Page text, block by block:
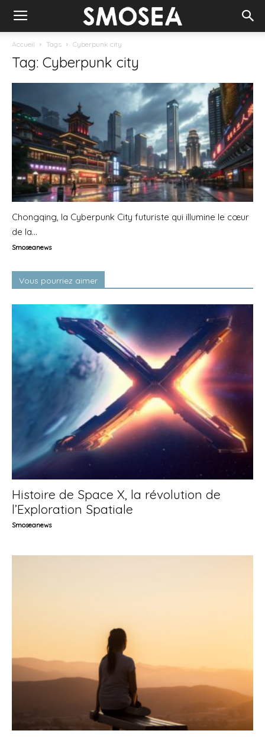
Accueil Tags Cyberpunk city
Tag: Cyberpunk city
Chongqing, la Cyberpunk City futuriste qui illumine le cœur
de la...
Smoseanews
Vous pourriez aimer
Histoire de Space X, la révolution de
l’Exploration Spatiale
Smoseanews